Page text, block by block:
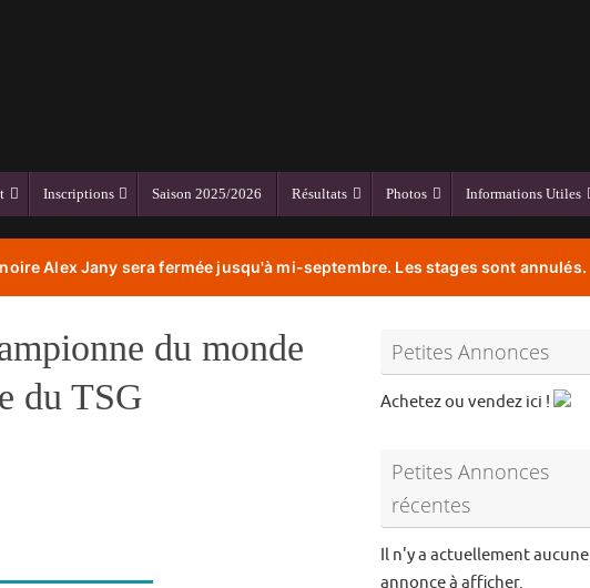
Inscriptions Saison 2025/2026 Résultats Photos Informations Utiles
Alex Jany sera fermée jusqu'à mi-septembre. Les stages sont annulés.
du monde
du TSG
Petites Annonces
Achetez ou vendez ici !
Petites Annonces
récentes
Il n'y a actuellement aucune
annonce à afficher.